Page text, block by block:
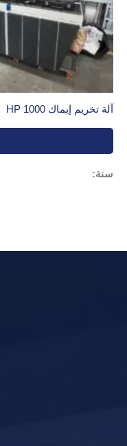
آلة تخريم إيماك HP 1000
سنة: